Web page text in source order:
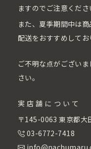
ますのでご注意くださ
また、夏季期間中は
配送をおすすめしてお
ご不明な点がござい
さい。
実店舗について
〒145-0063 東京都大
03-6772-7418